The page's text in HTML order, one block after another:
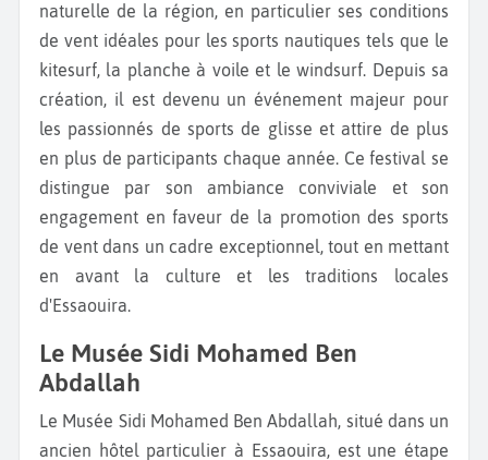
naturelle de la région, en particulier ses conditions
de vent idéales pour les sports nautiques tels que le
kitesurf, la planche à voile et le windsurf. Depuis sa
création, il est devenu un événement majeur pour
les passionnés de sports de glisse et attire de plus
en plus de participants chaque année. Ce festival se
distingue par son ambiance conviviale et son
engagement en faveur de la promotion des sports
de vent dans un cadre exceptionnel, tout en mettant
en avant la culture et les traditions locales
d'Essaouira.
Le Musée Sidi Mohamed Ben
Abdallah
Le Musée Sidi Mohamed Ben Abdallah, situé dans un
ancien hôtel particulier à Essaouira, est une étape